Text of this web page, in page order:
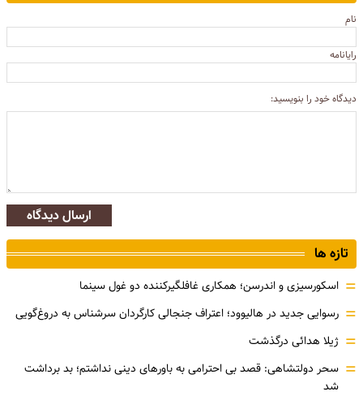
نام
رایانامه
دیدگاه خود را بنویسید:
ارسال دیدگاه
تازه ها
= اسکورسیزی و اندرسن؛ همکاری غافلگیرکننده دو غول سینما
= رسوایی جدید در هالیوود؛ اعتراف جنجالی کارگردان سرشناس به دروغ‌گویی
= ژیلا هدائی درگذشت
= سحر دولتشاهی: قصد بی احترامی به باورهای دینی نداشتم؛ بد برداشت
شد